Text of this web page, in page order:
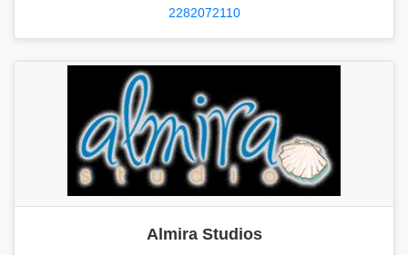
2282072110
Almira Studios